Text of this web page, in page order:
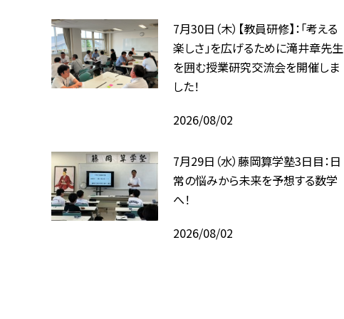
7月30日（木）【教員研修】：「考える
楽しさ」を広げるために――滝井章先生
を囲む授業研究交流会を開催しま
した！
2026/08/02
7月29日（水）藤岡算学塾3日目：日
常の悩みから未来を予想する数学
へ！
2026/08/02